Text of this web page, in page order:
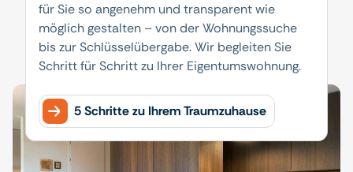
für Sie so angenehm und transparent wie
möglich gestalten – von der Wohnungssuche
bis zur Schlüsselübergabe. Wir begleiten Sie
Schritt für Schritt zu Ihrer Eigentumswohnung.
5 Schritte zu Ihrem Traumzuhause